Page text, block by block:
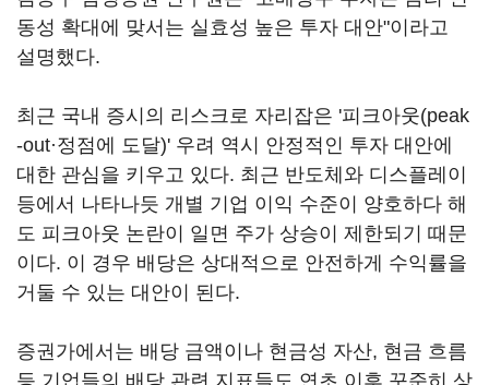
동성 확대에 맞서는 실효성 높은 투자 대안"이라고
설명했다.
최근 국내 증시의 리스크로 자리잡은 '피크아웃(peak
-out·정점에 도달)' 우려 역시 안정적인 투자 대안에
대한 관심을 키우고 있다. 최근 반도체와 디스플레이
등에서 나타나듯 개별 기업 이익 수준이 양호하다 해
도 피크아웃 논란이 일면 주가 상승이 제한되기 때문
이다. 이 경우 배당은 상대적으로 안전하게 수익률을
거둘 수 있는 대안이 된다.
증권가에서는 배당 금액이나 현금성 자산, 현금 흐름
등 기업들의 배당 관련 지표들도 연초 이후 꾸준히 상